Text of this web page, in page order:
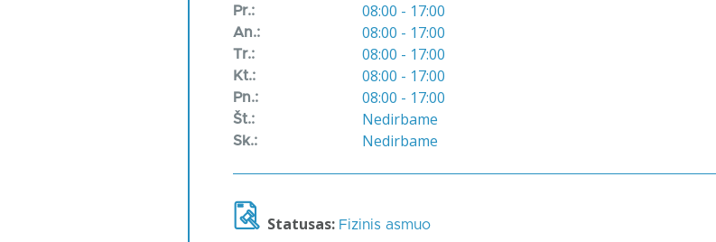
Pr.: 08:00 - 17:00
An.: 08:00 - 17:00
Tr.: 08:00 - 17:00
Kt.: 08:00 - 17:00
Pn.: 08:00 - 17:00
Št.: Nedirbame
Sk.: Nedirbame
Statusas: Fizinis asmuo